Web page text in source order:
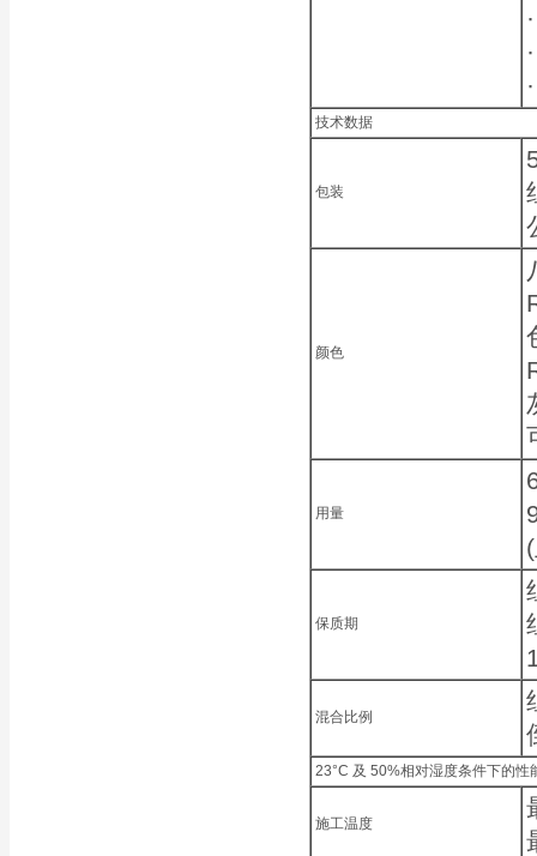
技术数据
包装
颜色
用量
保质期
混合比例
23°C 及 50%相对湿度条件下的性
施工温度